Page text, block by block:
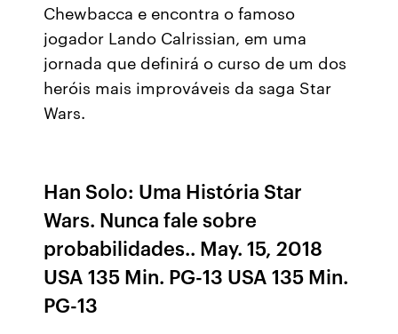
Chewbacca e encontra o famoso
jogador Lando Calrissian, em uma
jornada que definirá o curso de um dos
heróis mais improváveis da saga Star
Wars.
Han Solo: Uma História Star
Wars. Nunca fale sobre
probabilidades.. May. 15, 2018
USA 135 Min. PG-13 USA 135 Min.
PG-13